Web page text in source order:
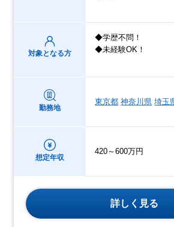
対象となる方
◆学歴不問！
◆未経験OK！
勤務地
東京都 神奈川県 埼玉
想定年収
420～600万円
詳しく見る